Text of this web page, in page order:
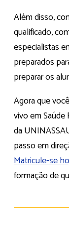
Além disso,
qualificado,
especialistas
preparados
preparar os
Agora que
vivo em
da
passo em
Matricule-se
formação de